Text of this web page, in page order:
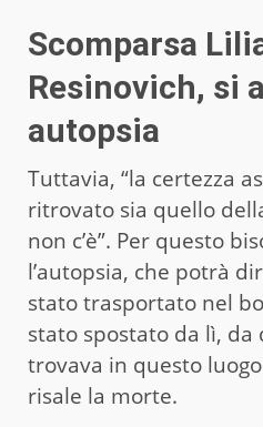
Scomparsa
Resinovich, si
autopsia
Tuttavia, “la certezza
ritrovato sia quello
non c’è”. Per questo
l’autopsia, che potrà
stato trasportato nel
stato spostato da lì,
trovava in questo
risale la morte.